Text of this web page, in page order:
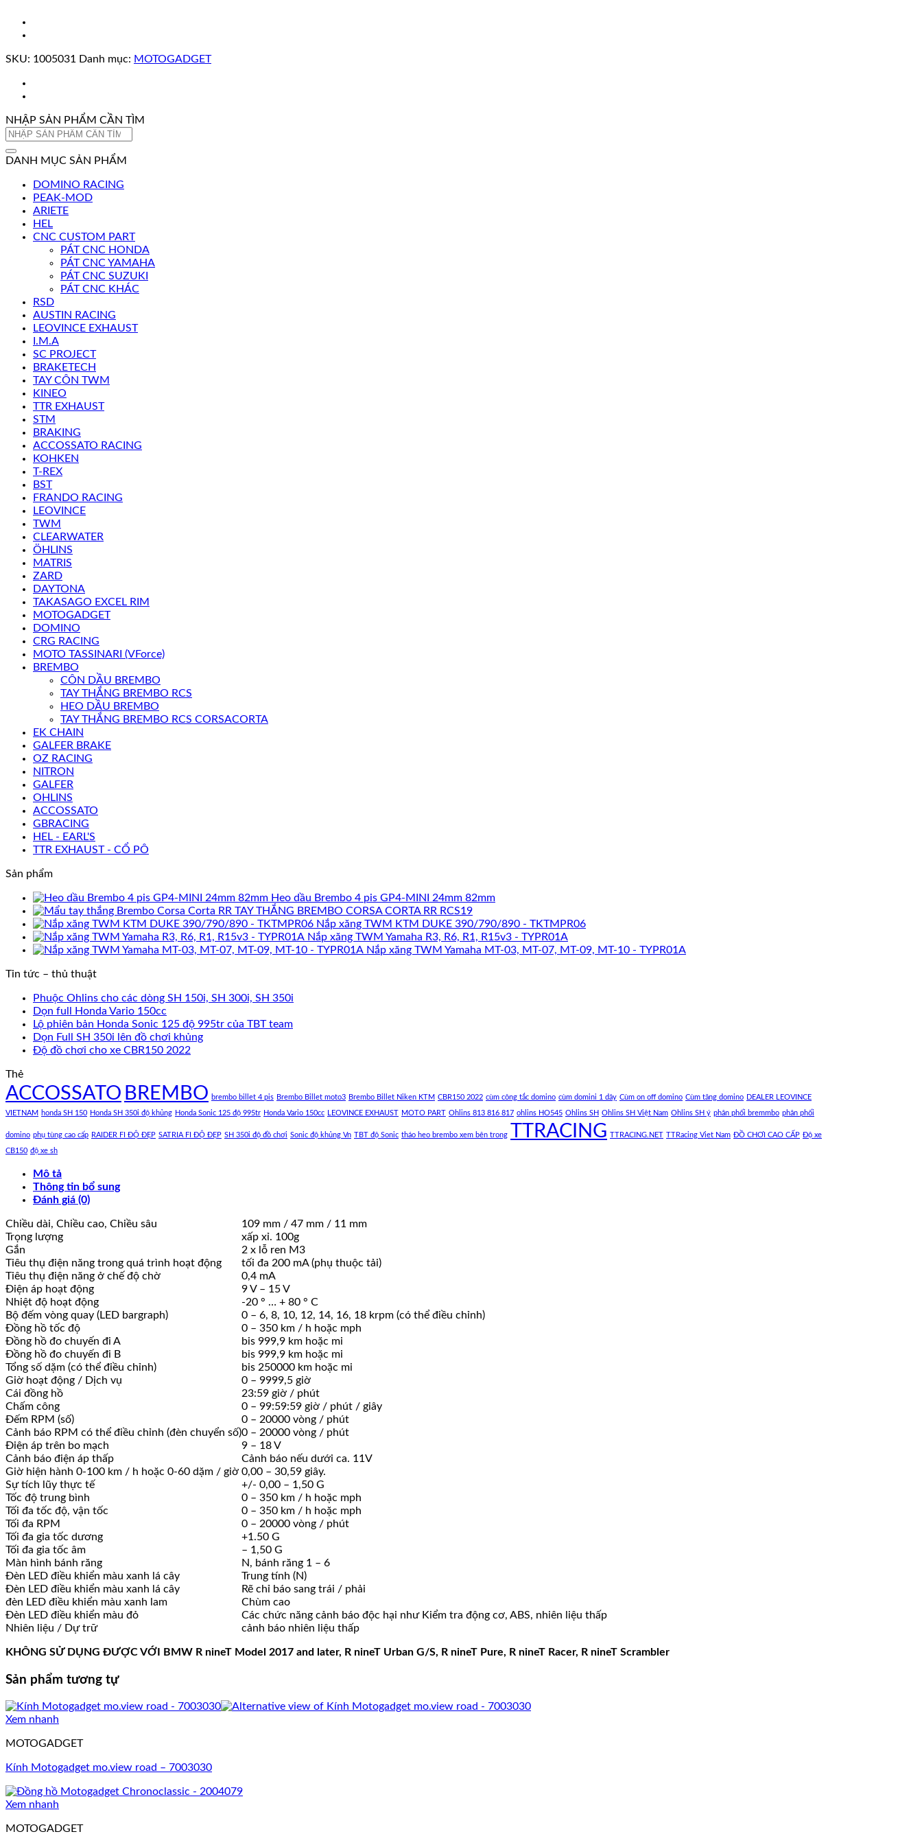
SKU: 1005031 Danh mục: MOTOGADGET
NHẬP SẢN PHẨM CẦN TÌM
Tìm
DANH MỤC SẢN PHẨM
DOMINO RACING
PEAK-MOD
ARIETE
HEL
CNC CUSTOM PART
PÁT CNC HONDA
PÁT CNC YAMAHA
PÁT CNC SUZUKI
PÁT CNC KHÁC
RSD
AUSTIN RACING
LEOVINCE EXHAUST
I.M.A
SC PROJECT
BRAKETECH
TAY CÔN TWM
KINEO
TTR EXHAUST
STM
BRAKING
ACCOSSATO RACING
KOHKEN
T-REX
BST
FRANDO RACING
LEOVINCE
TWM
CLEARWATER
ÖHLINS
MATRIS
ZARD
DAYTONA
TAKASAGO EXCEL RIM
MOTOGADGET
DOMINO
CRG RACING
MOTO TASSINARI (VForce)
BREMBO
CÔN DẦU BREMBO
TAY THẮNG BREMBO RCS
HEO DẦU BREMBO
TAY THẮNG BREMBO RCS CORSACORTA
EK CHAIN
GALFER BRAKE
OZ RACING
NITRON
GALFER
OHLINS
ACCOSSATO
GBRACING
HEL - EARL'S
TTR EXHAUST - CỔ PÔ
Sản phẩm
Heo dầu Brembo 4 pis GP4-MINI 24mm 82mm
TAY THẮNG BREMBO CORSA CORTA RR RCS19
Nắp xăng TWM KTM DUKE 390/790/890 - TKTMPR06
Nắp xăng TWM Yamaha R3, R6, R1, R15v3 - TYPR01A
Nắp xăng TWM Yamaha MT-03, MT-07, MT-09, MT-10 - TYPR01A
Tin tức – thủ thuật
Phuộc Ohlins cho các dòng SH 150i, SH 300i, SH 350i
Dọn full Honda Vario 150cc
Lộ phiên bản Honda Sonic 125 độ 995tr của TBT team
Dọn Full SH 350i lên đồ chơi khủng
Độ đồ chơi cho xe CBR150 2022
Thẻ
ACCOSSATO BREMBO brembo billet 4 pis Brembo Billet moto3 Brembo Billet Niken KTM CBR150 2022 cùm công tắc domino cùm domini 1 dây Cùm on off domino Cùm tăng domino DEALER LEOVINCE
VIETNAM honda SH 150 Honda SH 350i độ khủng Honda Sonic 125 độ 995tr Honda Vario 150cc LEOVINCE EXHAUST MOTO PART Ohlins 813 816 817 ohlins HO545 Ohlins SH Ohlins SH Việt Nam Ohlins SH ý phân phối bremmbo phân phối
domino phụ tùng cao cấp RAIDER FI ĐỘ ĐẸP SATRIA FI ĐỘ ĐẸP SH 350i độ đồ chơi Sonic độ khủng Vn TBT độ Sonic tháo heo brembo xem bên trong TTRACING TTRACING.NET TTRacing Viet Nam ĐỒ CHƠI CAO CẤP Độ xe
CB150 độ xe sh
Mô tả
Thông tin bổ sung
Đánh giá (0)
Chiều dài, Chiều cao, Chiều sâu
109 mm / 47 mm / 11 mm
Trọng lượng
xấp xỉ. 100g
Gắn
2 x lỗ ren M3
Tiêu thụ điện năng trong quá trình hoạt động
tối đa 200 mA (phụ thuộc tải)
Tiêu thụ điện năng ở chế độ chờ
0,4 mA
Điện áp hoạt động
9 V – 15 V
Nhiệt độ hoạt động
-20 ° … + 80 ° C
Bộ đếm vòng quay (LED bargraph)
0 – 6, 8, 10, 12, 14, 16, 18 krpm (có thể điều chỉnh)
Đồng hồ tốc độ
0 – 350 km / h hoặc mph
Đồng hồ đo chuyến đi A
bis 999,9 km hoặc mi
Đồng hồ đo chuyến đi B
bis 999,9 km hoặc mi
Tổng số dặm (có thể điều chỉnh)
bis 250000 km hoặc mi
Giờ hoạt động / Dịch vụ
0 – 9999,5 giờ
Cái đồng hồ
23:59 giờ / phút
Chấm công
0 – 99:59:59 giờ / phút / giây
Đếm RPM (số)
0 – 20000 vòng / phút
Cảnh báo RPM có thể điều chỉnh (đèn chuyển số)0 – 20000 vòng / phút
Điện áp trên bo mạch
9 – 18 V
Cảnh báo điện áp thấp
Cảnh báo nếu dưới ca. 11V
Giờ hiện hành 0-100 km / h hoặc 0-60 dặm / giờ 0,00 – 30,59 giây.
Sự tích lũy thực tế
+/- 0,00 – 1,50 G
Tốc độ trung bình
0 – 350 km / h hoặc mph
Tối đa tốc độ, vận tốc
0 – 350 km / h hoặc mph
Tối đa RPM
0 – 20000 vòng / phút
Tối đa gia tốc dương
+1.50 G
Tối đa gia tốc âm
– 1,50 G
Màn hình bánh răng
N, bánh răng 1 – 6
Đèn LED điều khiển màu xanh lá cây
Trung tính (N)
Đèn LED điều khiển màu xanh lá cây
Rẽ chỉ báo sang trái / phải
đèn LED điều khiển màu xanh lam
Chùm cao
Đèn LED điều khiển màu đỏ
Các chức năng cảnh báo độc hại như Kiểm tra động cơ, ABS, nhiên liệu thấp
Nhiên liệu / Dự trữ
cảnh báo nhiên liệu thấp
KHÔNG SỬ DỤNG ĐƯỢC VỚI BMW R nineT Model 2017 and later, R nineT Urban G/S, R nineT Pure, R nineT Racer, R nineT Scrambler
Sản phẩm tương tự
Xem nhanh
MOTOGADGET
Kính Motogadget mo.view road – 7003030
Xem nhanh
MOTOGADGET